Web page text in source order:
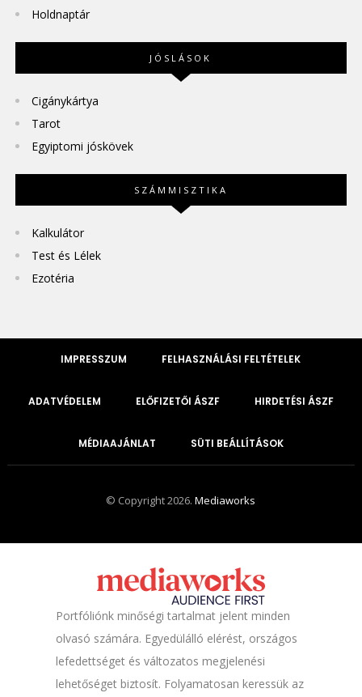
Holdnaptár
JÓSLÁSOK
Cigánykártya
Tarot
Egyiptomi jóskövek
SZÁMMISZTIKA
Kalkulátor
Test és Lélek
Ezotéria
IMPRESSZUM FELHASZNÁLÁSI FELTÉTELEK
ADATVÉDELEM ELŐFIZETŐI ÁSZF HIRDETÉSI ÁSZF
MÉDIAAJÁNLAT SÜTI BEÁLLÍTÁSOK
© Copyright 2026.Mediaworks
Portfóliónk minőségi tartalmat jelent minden
olvasó számára. Egyedülálló elérést, országos
lefedettséget és változatos megjelenési
lehetőséget biztosít. Folyamatosan keressük az